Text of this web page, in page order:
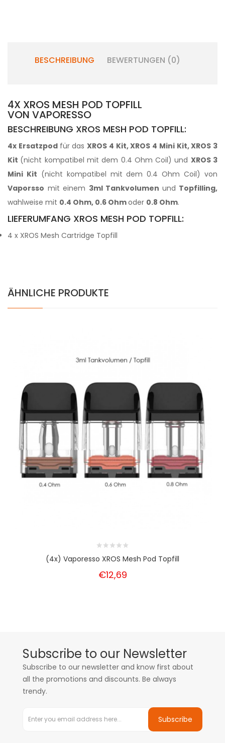
BESCHREIBUNG BEWERTUNGEN (0)
4X XROS MESH POD TOPFILL
VON VAPORESSO
BESCHREIBUNG XROS MESH POD TOPFILL:
4x Ersatzpod für das XROS 4 Kit, XROS 4 Mini Kit, XROS 3
Kit (nicht kompatibel mit dem 0.4 Ohm Coil) und XROS 3
Mini Kit (nicht kompatibel mit dem 0.4 Ohm Coil) von
Vaporsso mit einem 3ml Tankvolumen und Topfilling,
wahlweise mit 0.4 Ohm, 0.6 Ohmoder 0.8 Ohm.
LIEFERUMFANG XROS MESH POD TOPFILL:
4 x XROS Mesh Cartridge Topfill
ÄHNLICHE PRODUKTE
(4x) Vaporesso XROS Mesh Pod Topfill
€12,69
Subscribe to our Newsletter
Subscribe to our newsletter and know first about
all the promotions and discounts. Be always
trendy.
Subscribe